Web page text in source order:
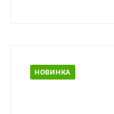
НОВИНКА